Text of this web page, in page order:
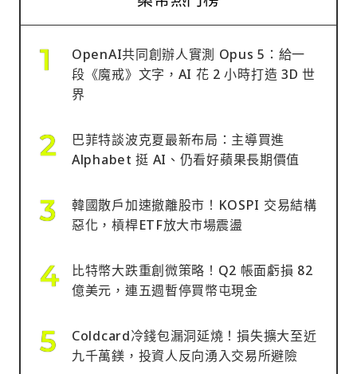
OpenAI共同創辦人實測 Opus 5：給一
段《魔戒》文字，AI 花 2 小時打造 3D 世
界
巴菲特談波克夏最新布局：主導買進
Alphabet 挺 AI、仍看好蘋果長期價值
韓國散戶加速撤離股市！KOSPI 交易結構
惡化，槓桿ETF放大市場震盪
比特幣大跌重創微策略！Q2 帳面虧損 82
億美元，連五週暫停買幣屯現金
Coldcard冷錢包漏洞延燒！損失擴大至近
九千萬鎂，投資人反向湧入交易所避險